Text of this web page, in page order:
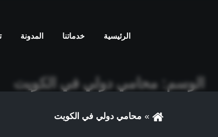
الرئيسية خدماتنا المدونة
الوسم: محامي دولي في الكويت
محامي دولي في الكويت